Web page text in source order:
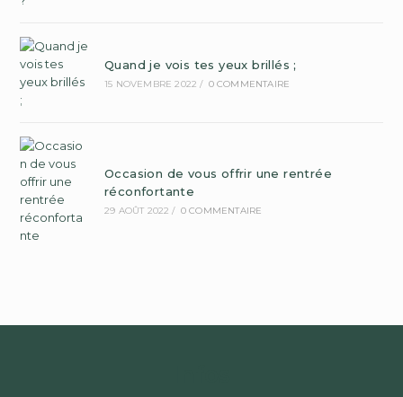
Quand je vois tes yeux brillés ;
15 NOVEMBRE 2022 / 0 COMMENTAIRE
Occasion de vous offrir une rentrée
réconfortante
29 AOÛT 2022 / 0 COMMENTAIRE